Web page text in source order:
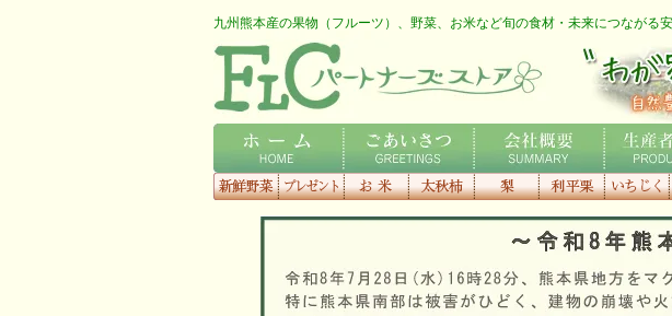
九州熊本産の果物（フルーツ）、野菜、お米など旬の食材・未来につながる
FLCロゴ わが家の専用農家さん
ホーム ごあいさつ 会社概要 生産者紹介